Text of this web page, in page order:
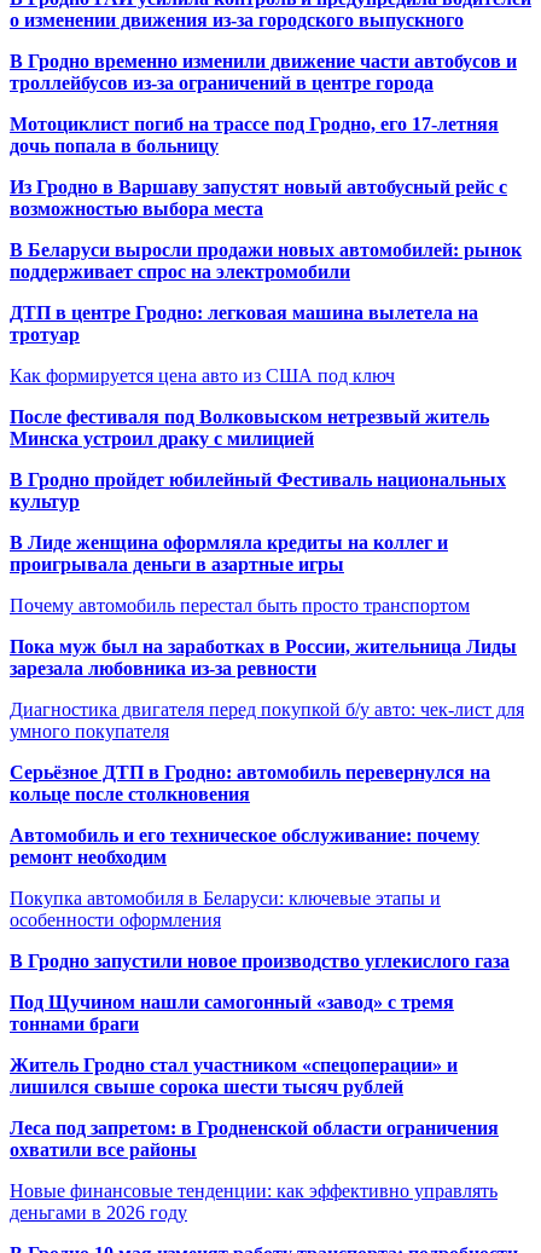
о изменении движения из-за городского выпускного
В Гродно временно изменили движение части автобусов и
троллейбусов из-за ограничений в центре города
Мотоциклист погиб на трассе под Гродно, его 17-летняя
дочь попала в больницу
Из Гродно в Варшаву запустят новый автобусный рейс с
возможностью выбора места
В Беларуси выросли продажи новых автомобилей: рынок
поддерживает спрос на электромобили
ДТП в центре Гродно: легковая машина вылетела на
тротуар
Как формируется цена авто из США под ключ
После фестиваля под Волковыском нетрезвый житель
Минска устроил драку с милицией
В Гродно пройдет юбилейный Фестиваль национальных
культур
В Лиде женщина оформляла кредиты на коллег и
проигрывала деньги в азартные игры
Почему автомобиль перестал быть просто транспортом
Пока муж был на заработках в России, жительница Лиды
зарезала любовника из-за ревности
Диагностика двигателя перед покупкой б/у авто: чек-лист для
умного покупателя
Серьёзное ДТП в Гродно: автомобиль перевернулся на
кольце после столкновения
Автомобиль и его техническое обслуживание: почему
ремонт необходим
Покупка автомобиля в Беларуси: ключевые этапы и
особенности оформления
В Гродно запустили новое производство углекислого газа
Под Щучином нашли самогонный «завод» с тремя
тоннами браги
Житель Гродно стал участником «спецоперации» и
лишился свыше сорока шести тысяч рублей
Леса под запретом: в Гродненской области ограничения
охватили все районы
Новые финансовые тенденции: как эффективно управлять
деньгами в 2026 году